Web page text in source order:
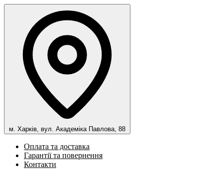
м. Харків, вул. Академіка Павлова, 88
Оплата та доставка
Гарантії та повернення
Контакти